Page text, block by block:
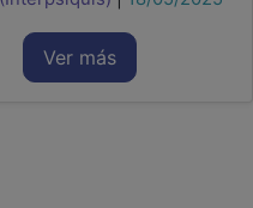
Ver más